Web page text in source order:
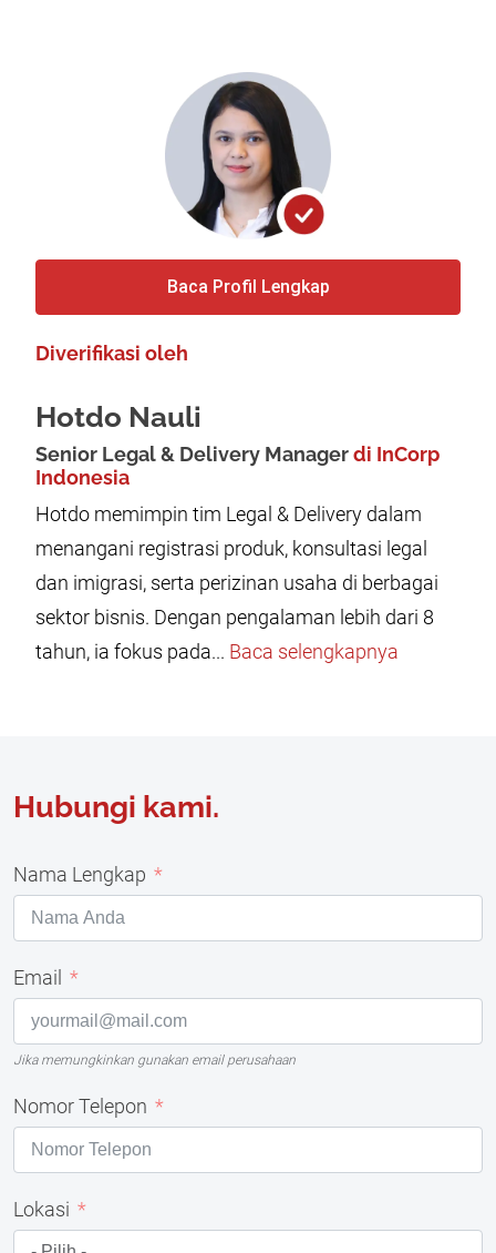
Baca Profil Lengkap
Diverifikasi oleh
Hotdo Nauli
Senior Legal & Delivery Managerdi InCorp
Indonesia
Hotdo memimpin tim Legal & Delivery dalam
menangani registrasi produk, konsultasi legal
dan imigrasi, serta perizinan usaha di berbagai
sektor bisnis. Dengan pengalaman lebih dari 8
tahun, ia fokus pada... Baca selengkapnya
Hubungi kami.
Nama Lengkap
Email
Jika memungkinkan gunakan email perusahaan
Nomor Telepon
Lokasi